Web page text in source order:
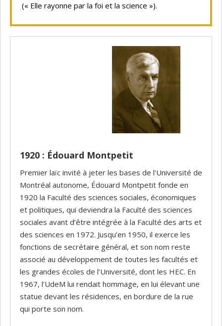
(« Elle rayonne par la foi et la science »).
1920 : Édouard Montpetit
Premier laïc invité à jeter les bases de l’Université de
Montréal autonome, Édouard Montpetit fonde en
1920 la Faculté des sciences sociales, économiques
et politiques, qui deviendra la Faculté des sciences
sociales avant d’être intégrée à la Faculté des arts et
des sciences en 1972. Jusqu’en 1950, il exerce les
fonctions de secrétaire général, et son nom reste
associé au développement de toutes les facultés et
les grandes écoles de l’Université, dont les HEC. En
1967, l’UdeM lui rendait hommage, en lui élevant une
statue devant les résidences, en bordure de la rue
qui porte son nom.